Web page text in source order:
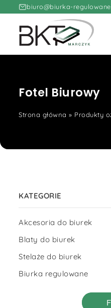
biuro@biurka-
Fotel Biurowy
Strona główna » Produkty
KATEGORIE
Akcesoria do biurek
Blaty do biurek
Stelaże do biurek
Biurka regulowane